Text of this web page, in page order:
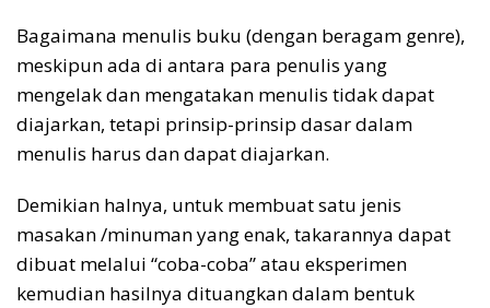
Bagaimana menulis buku (dengan beragam genre),
meskipun ada di antara para penulis yang
mengelak dan mengatakan menulis tidak dapat
diajarkan, tetapi prinsip-prinsip dasar dalam
menulis harus dan dapat diajarkan.
Demikian halnya, untuk membuat satu jenis
masakan /minuman yang enak, takarannya dapat
dibuat melalui “coba-coba” atau eksperimen
kemudian hasilnya dituangkan dalam bentuk